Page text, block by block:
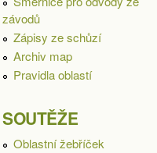
závodů
Zápisy ze schůzí
Archiv map
Pravidla oblastí
SOUTĚŽE
Oblastní žebříček